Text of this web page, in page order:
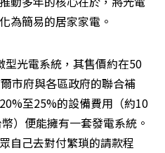
為簡易的居家家電。
型光電系統，其售價約在50
市府與各區政府的聯合補
至25%的設備費用（約10
）便能擁有一套發電系統。
自己去對付繁瑣的請款程